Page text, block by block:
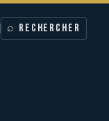
⌕ RECHERCHER